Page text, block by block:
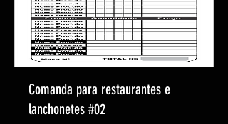
Comanda para restaurantes e
lanchonetes #02